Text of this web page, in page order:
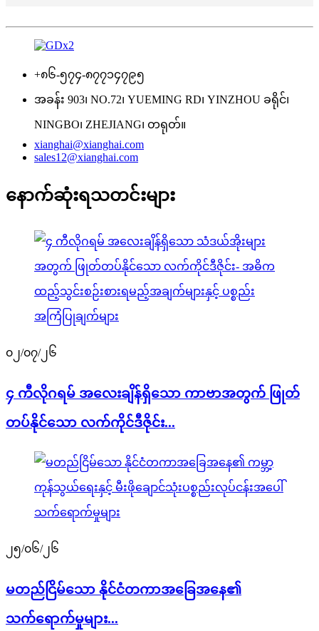
+၈၆-၅၇၄-၈၇၇၁၄၇၉၅
အခန်း 903၊ NO.72၊ YUEMING RD၊ YINZHOU ခရိုင်၊
NINGBO၊ ZHEJIANG၊ တရုတ်။
xianghai@xianghai.com
sales12@xianghai.com
နောက်ဆုံးရသတင်းများ
၀၂/၀၇/၂၆
၄ ကီလိုဂရမ် အလေးချိန်ရှိသော ကာဗာအတွက် ဖြုတ်
တပ်နိုင်သော လက်ကိုင်ဒီဇိုင်း...
၂၅/၀၆/၂၆
မတည်ငြိမ်သော နိုင်ငံတကာအခြေအနေ၏
သက်ရောက်မှုများ...